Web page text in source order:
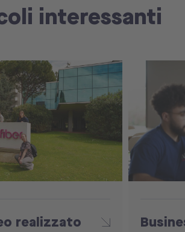
interessanti
realizzato